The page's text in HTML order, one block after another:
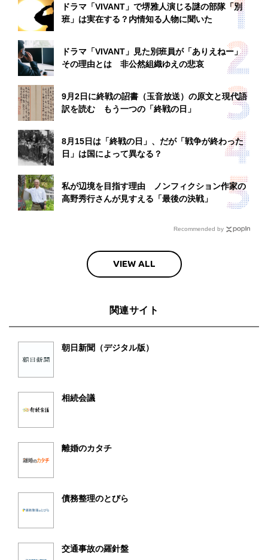
ドラマ「VIVANT」で堺雅人演じる謎の部隊「別
班」は実在する？内情知る人物に聞いた
ドラマ「VIVANT」見た別班員が「ありえねー」
その理由とは 非公然組織ゆえの悲哀
9月2日に終戦の詔書（玉音放送）の原文と現代語
訳を読む もう一つの「終戦の日」
8月15日は「終戦の日」、だが「戦争が終わった
日」は国によって異なる？
私が辺境を目指す理由 ノンフィクション作家の
高野秀行さんが見すえる「最後の決戦」
Recommended by
VIEW ALL
関連サイト
朝日新聞（デジタル版）
相続会議
離婚のカタチ
債務整理のとびら
交通事故の羅針盤